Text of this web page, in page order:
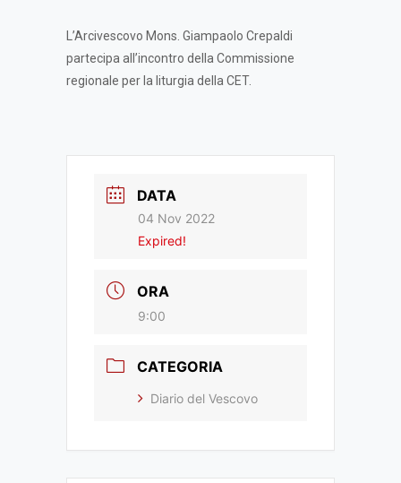
L’Arcivescovo Mons. Giampaolo Crepaldi
partecipa all’incontro della Commissione
regionale per la liturgia della CET.
DATA
04 Nov 2022
Expired!
ORA
9:00
CATEGORIA
Diario del Vescovo